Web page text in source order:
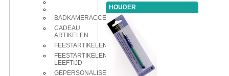
BADKAMERACCESSOIRES
CADEAU
ARTIKELEN
FEESTARTIKELEN
FEESTARTIKELEN
LEEFTIJD
GEPERSONALISEERDE
HOUDER